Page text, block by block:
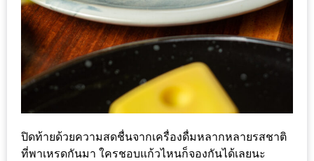
FESTIVAL
3
อาหาร
ญี่ปุ่น
พร้อม
ปิดท้ายด้วยความสดชื่นจากเครื่องดื่มหลากหลายรสชาติ
ที่พาเหรดกันมา ใครชอบแก้วไหนก็จองกันได้เลยนะ